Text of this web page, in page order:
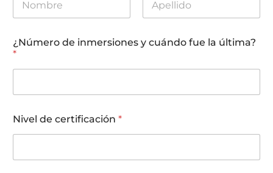
¿Número de inmersiones y cuándo fue la última?
*
l
e
t
Nivel de certificación *